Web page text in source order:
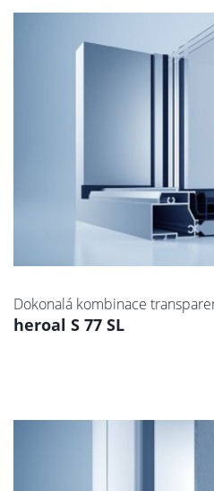
Dokonalá kombinace
heroal S 77 SL